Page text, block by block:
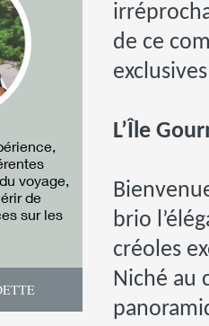
voyage,
de
sur les
de ce
L’Île
brio
créoles
Niché au